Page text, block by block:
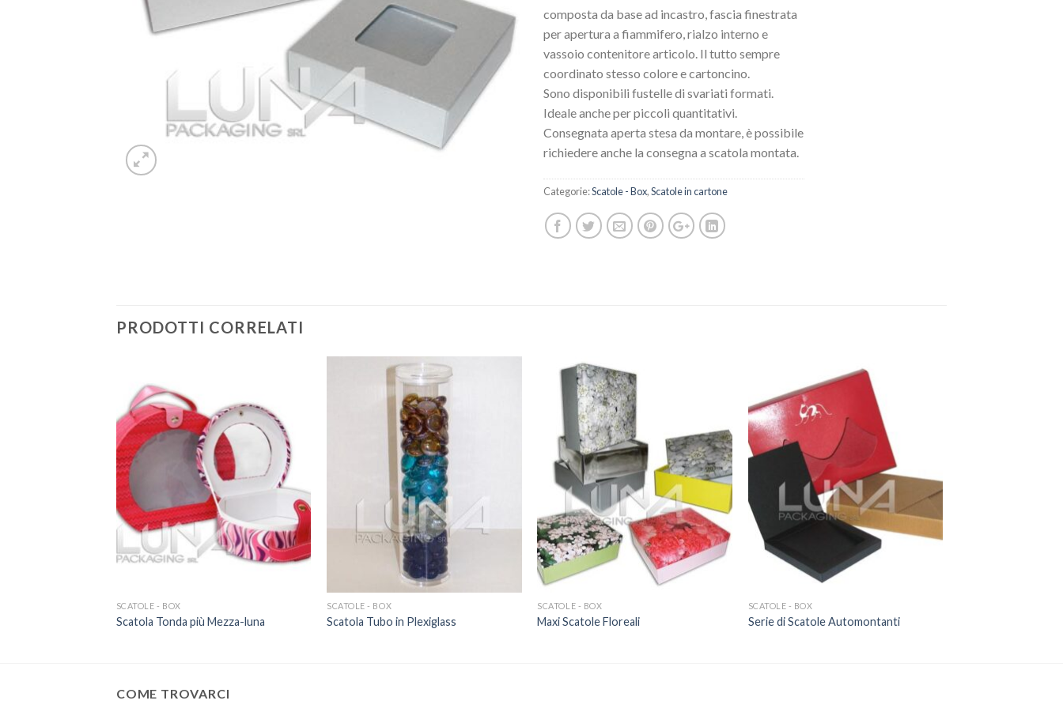
composta da base ad incastro, fascia finestrata
per apertura a fiammifero, rialzo interno e
vassoio contenitore articolo. Il tutto sempre
coordinato stesso colore e cartoncino.
Sono disponibili fustelle di svariati formati.
Ideale anche per piccoli quantitativi.
Consegnata aperta stesa da montare, è possibile
richiedere anche la consegna a scatola montata.
Categorie:Scatole - Box,Scatole in cartone
PRODOTTI CORRELATI
SCATOLE - BOX
Scatola Tonda più Mezza-luna
SCATOLE - BOX
Scatola Tubo in Plexiglass
SCATOLE - BOX
Maxi Scatole Floreali
SCATOLE - BOX
Serie di Scatole Automontanti
COME TROVARCI